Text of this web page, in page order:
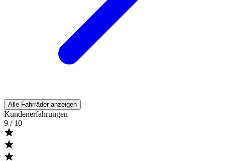
Alle Fahrräder anzeigen
Kundenerfahrungen
9 / 10